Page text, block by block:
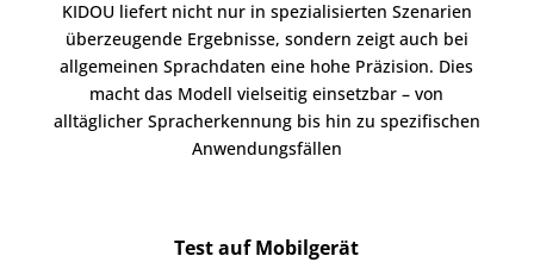
KIDOU liefert nicht nur in spezialisierten Szenarien
überzeugende Ergebnisse, sondern zeigt auch bei
allgemeinen Sprachdaten eine hohe Präzision. Dies
macht das Modell vielseitig einsetzbar – von
alltäglicher Spracherkennung bis hin zu spezifischen
Anwendungsfällen
Test auf Mobilgerät